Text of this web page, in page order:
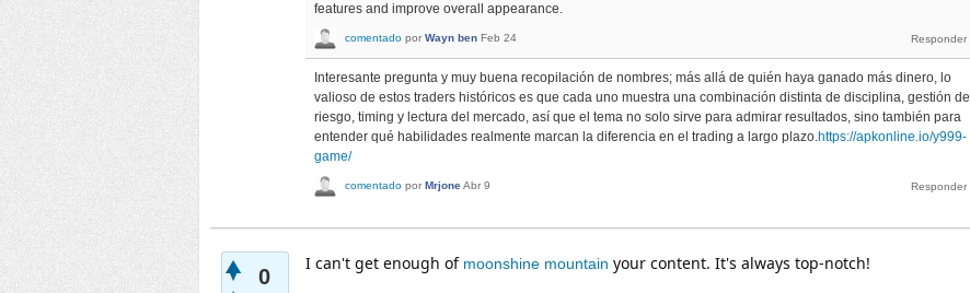
features and improve overall appearance.
comentado por Wayn ben Feb 24
Interesante pregunta y muy buena recopilación de nombres; más allá de quién haya ganado más dinero, lo
valioso de estos traders históricos es que cada uno muestra una combinación distinta de disciplina, gestión del
riesgo, timing y lectura del mercado, así que el tema no solo sirve para admirar resultados, sino también para
entender qué habilidades realmente marcan la diferencia en el trading a largo plazo.https://apkonline.io/y999-
game/
comentado por MrjoneAbr 9
0
I can't get enough of moonshine mountain your content. It's always top-notch!